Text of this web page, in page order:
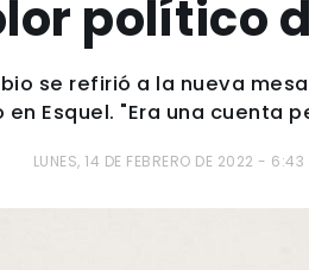
político
se refirió a la nueva
Esquel. "Era una cuenta
LUNES, 14 DE FEBRERO DE 2022 - 6:43